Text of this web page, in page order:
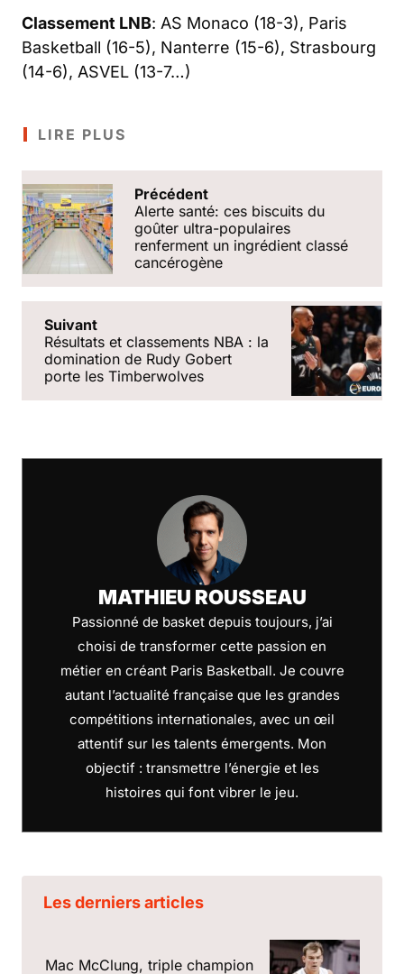
Classement LNB: AS Monaco (18-3), Paris
Basketball (16-5), Nanterre (15-6), Strasbourg
(14-6), ASVEL (13-7…)
LIRE PLUS
Précédent
Alerte santé: ces biscuits du
goûter ultra-populaires
renferment un ingrédient classé
cancérogène
Suivant
Résultats et classements NBA : la
domination de Rudy Gobert
porte les Timberwolves
MATHIEU ROUSSEAU
Passionné de basket depuis toujours, j’ai
choisi de transformer cette passion en
métier en créant Paris Basketball. Je couvre
autant l’actualité française que les grandes
compétitions internationales, avec un œil
attentif sur les talents émergents. Mon
objectif : transmettre l’énergie et les
histoires qui font vibrer le jeu.
Les derniers articles
Mac McClung, triple champion